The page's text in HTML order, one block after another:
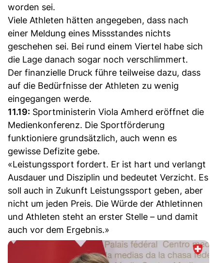
worden sei.
Viele Athleten hätten angegeben, dass nach
einer Meldung eines Missstandes nichts
geschehen sei. Bei rund einem Viertel habe sich
die Lage danach sogar noch verschlimmert.
Der finanzielle Druck führe teilweise dazu, dass
auf die Bedürfnisse der Athleten zu wenig
eingegangen werde.
11.19: Sportministerin Viola Amherd eröffnet die
Medienkonferenz. Die Sportförderung
funktioniere grundsätzlich, auch wenn es
gewisse Defizite gebe.
«Leistungssport fordert. Er ist hart und verlangt
Ausdauer und Disziplin und bedeutet Verzicht. Es
soll auch in Zukunft Leistungssport geben, aber
nicht um jeden Preis. Die Würde der Athletinnen
und Athleten steht an erster Stelle – und damit
auch vor dem Ergebnis.»